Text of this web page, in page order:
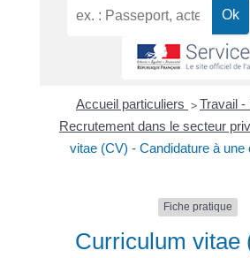
Accueil particuliers > Travail -
Recrutement dans le secteur
vitae (CV) - Candidature à une
Fiche pratique
Curriculum vitae